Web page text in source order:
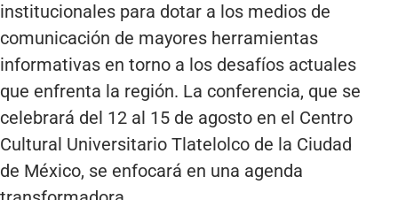
institucionales para dotar a los medios de
comunicación de mayores herramientas
informativas en torno a los desafíos actuales
que enfrenta la región. La conferencia, que se
celebrará del 12 al 15 de agosto en el Centro
Cultural Universitario Tlatelolco de la Ciudad
de México, se enfocará en una agenda